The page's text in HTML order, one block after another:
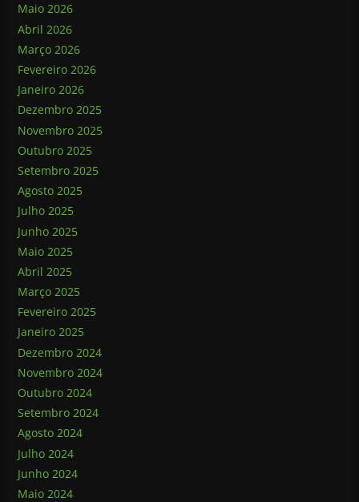
Maio 2026
Abril 2026
Março 2026
Fevereiro 2026
Janeiro 2026
Dezembro 2025
Novembro 2025
Outubro 2025
Setembro 2025
Agosto 2025
Julho 2025
Junho 2025
Maio 2025
Abril 2025
Março 2025
Fevereiro 2025
Janeiro 2025
Dezembro 2024
Novembro 2024
Outubro 2024
Setembro 2024
Agosto 2024
Julho 2024
Junho 2024
Maio 2024